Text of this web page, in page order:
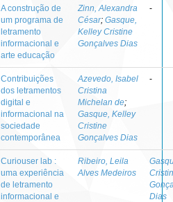
A construção de
um programa de
letramento
informacional e
arte educação
Zinn, Alexandra
César; Gasque,
Kelley Cristine
Gonçalves Dias
-
Contribuições
dos letramentos
digital e
informacional na
sociedade
contemporânea
Azevedo, Isabel
Cristina
Michelan de;
Gasque, Kelley
Cristine
Gonçalves Dias
-
Curiouser lab :
uma experiência
de letramento
informacional e
Ribeiro, Leila
Alves Medeiros
Dias